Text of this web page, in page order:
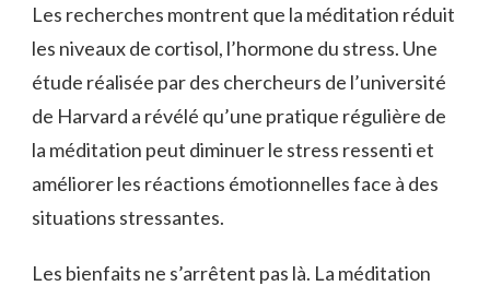
Les recherches montrent que la méditation réduit
les niveaux de cortisol, l’hormone du stress. Une
étude réalisée par des chercheurs de l’université
de Harvard a révélé qu’une pratique régulière de
la méditation peut diminuer le stress ressenti et
améliorer les réactions émotionnelles face à des
situations stressantes.
Les bienfaits ne s’arrêtent pas là. La méditation